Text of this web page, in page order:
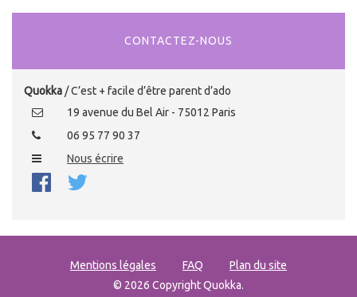
CONTACTEZ-NOUS
Quokka/ C’est + facile d’être parent d’ado
19 avenue du Bel Air - 75012 Paris
06 95 77 90 37
Nous écrire
Mentions légales FAQ
Plan du site
© 2026 Copyright Quokka.